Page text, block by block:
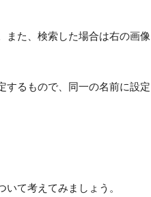
また、検索した場合は右の画像
するもので、同一の名前に設定
て考えてみましょう。